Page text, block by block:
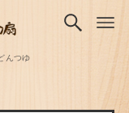
んつゆ